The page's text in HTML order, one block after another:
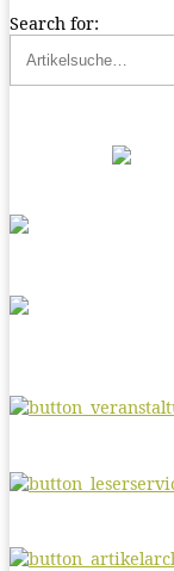
Search for: